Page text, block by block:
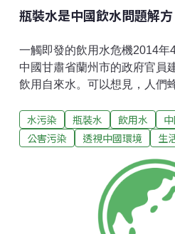
瓶裝水是中國飲水問題解方
一觸即發的飲用水危機2014年
中國甘肅省蘭州市的政府官員
飲用自來水。可以想見，人們
缺水時，成為人們可獲得的安
樣可以想見，沒有幾個人會對
章所指出的，瓶裝水產業存在
慌的因素，其影響堪比三聚氰
水污染 瓶裝水 飲用水
公害污染
透視中國環境 生